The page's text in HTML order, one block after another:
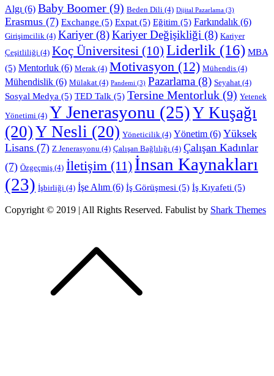
Algı (6) Baby Boomer (9) Beden Dili (4) Dijital Pazarlama (3)
Erasmus (7) Exchange (5) Expat (5) Eğitim (5) Farkındalık (6)
Girişimcilik (4) Kariyer(8)Kariyer Değişikliği (8) Kariyer
Çeşitliliği (4) Koç Üniversitesi (10) Liderlik (16) MBA
(5) Mentorluk (6) Merak (4) Motivasyon (12) Mühendis (4)
Mühendislik (6) Mülakat (4) Pandemi (3) Pazarlama (8) Seyahat (4)
Sosyal Medya (5) TED Talk (5) Tersine Mentorluk (9) Yetenek
Yönetimi (4) Y Jenerasyonu (25)Y Kuşağı
(20)Y Nesli (20) Yöneticilik (4) Yönetim (6) Yüksek
Lisans (7) Z Jenerasyonu (4) Çalışan Bağlılığı (4) Çalışan Kadınlar
(7) Özgeçmiş (4) İletişim (11) İnsan Kaynakları
(23) İşbirliği (4) İşe Alım (6) İş Görüşmesi (5) İş Kıyafeti (5)
Copyright © 2019 | All Rights Reserved. Fabulist by Shark Themes